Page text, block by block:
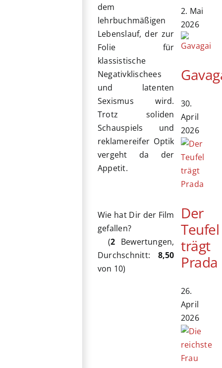
dem
lehrbuchmäßigen
Lebenslauf, der zur
Folie für
klassistische
Negativklischees
und latenten
Sexismus wird.
Trotz soliden
Schauspiels und
reklamereifer Optik
vergeht da der
Appetit.
Wie hat Dir der Film
gefallen?
(2 Bewertungen,
Durchschnitt: 8,50
von 10)
2. Mai
2026
30.
April
2026
Der
Teufel
trägt
Prada
26.
April
2026